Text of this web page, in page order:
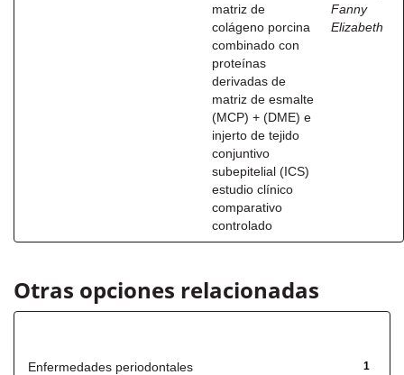
matriz de
colágeno porcina
combinado con
proteínas
derivadas de
matriz de esmalte
(MCP) + (DME) e
injerto de tejido
conjuntivo
subepitelial (ICS)
estudio clínico
comparativo
controlado
Fanny
Elizabeth
Otras opciones relacionadas
1
Enfermedades periodontales